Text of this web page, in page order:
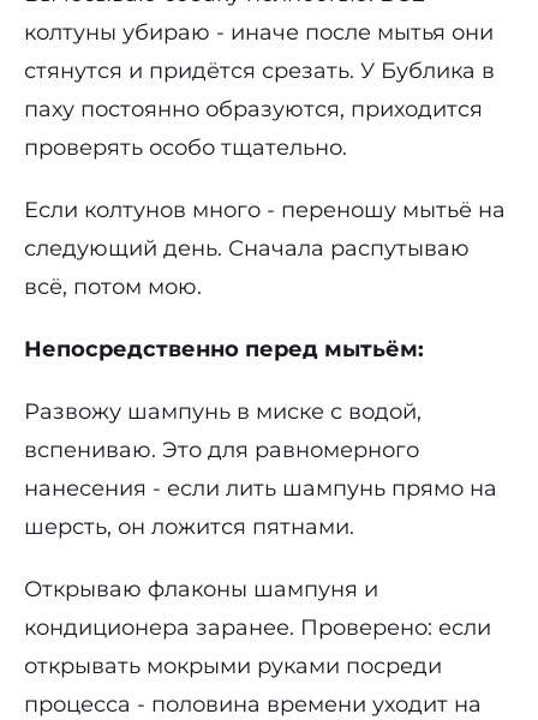
колтуны убираю - иначе после мытья они
стянутся и придётся срезать. У Бублика в
паху постоянно образуются, приходится
проверять особо тщательно.
Если колтунов много - переношу мытьё на
следующий день. Сначала распутываю
всё, потом мою.
Непосредственно перед мытьём:
Развожу шампунь в миске с водой,
вспениваю. Это для равномерного
нанесения - если лить шампунь прямо на
шерсть, он ложится пятнами.
Открываю флаконы шампуня и
кондиционера заранее. Проверено: если
открывать мокрыми руками посреди
процесса - половина времени уходит на